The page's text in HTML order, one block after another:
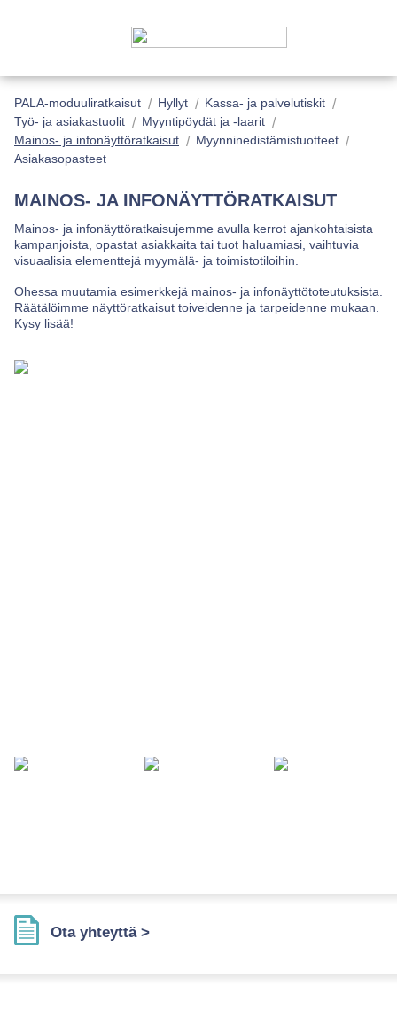
PALA-moduuliratkaisut Hyllyt
Kassa- ja palvelutiskit
Työ- ja asiakastuolit
Myyntipöydät ja -laarit
Mainos- ja infonäyttöratkaisut
Myynninedistämistuotteet
Asiakasopasteet
MAINOS- JA INFONÄYTTÖRATKAISUT
Mainos- ja infonäyttöratkaisujemme avulla kerrot ajankohtaisista
kampanjoista, opastat asiakkaita tai tuot haluamiasi, vaihtuvia
visuaalisia elementtejä myymälä- ja toimistotiloihin.
Ohessa muutamia esimerkkejä mainos- ja infonäyttötoteutuksista.
Räätälöimme näyttöratkaisut toiveidenne ja tarpeidenne mukaan.
Kysy lisää!
Ota yhteyttä >